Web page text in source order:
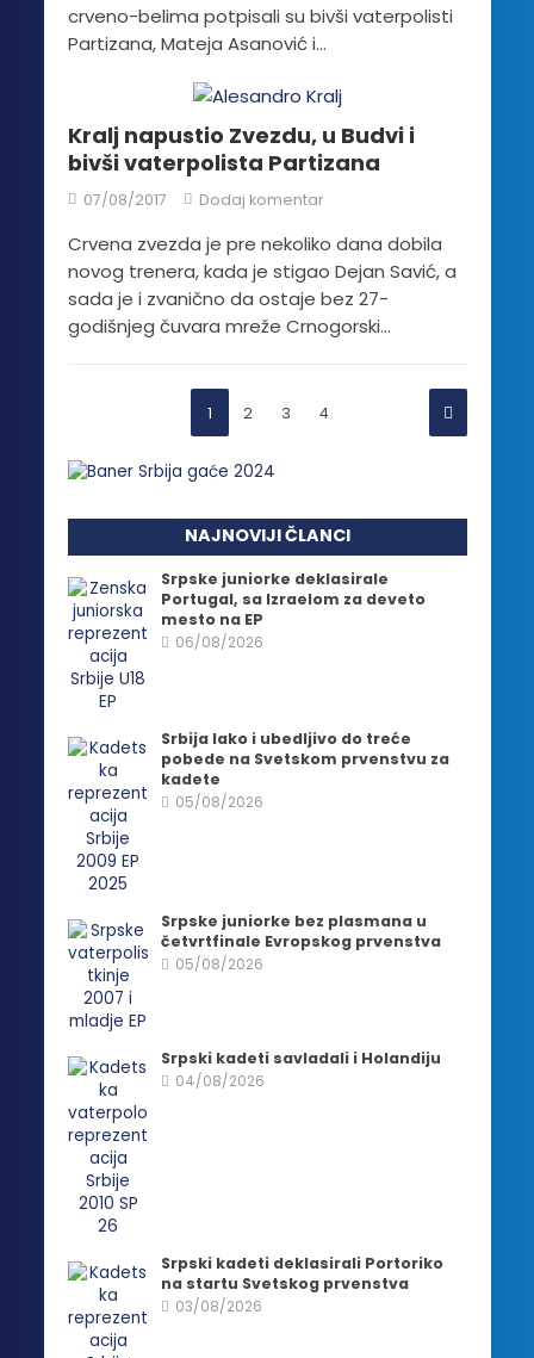
crveno-belima potpisali su bivši vaterpolisti
Partizana, Mateja Asanović i...
Kralj napustio Zvezdu, u Budvi i
bivši vaterpolista Partizana
07/08/2017 Dodaj komentar
Crvena zvezda je pre nekoliko dana dobila
novog trenera, kada je stigao Dejan Savić, a
sada je i zvanično da ostaje bez 27-
godišnjeg čuvara mreže Crnogorski...
1 2 3 4
NAJNOVIJI ČLANCI
Srpske juniorke deklasirale
Portugal, sa Izraelom za deveto
mesto na EP
06/08/2026
Srbija lako i ubedljivo do treće
pobede na Svetskom prvenstvu za
kadete
05/08/2026
Srpske juniorke bez plasmana u
četvrtfinale Evropskog prvenstva
05/08/2026
Srpski kadeti savladali i Holandiju
04/08/2026
Srpski kadeti deklasirali Portoriko
na startu Svetskog prvenstva
03/08/2026